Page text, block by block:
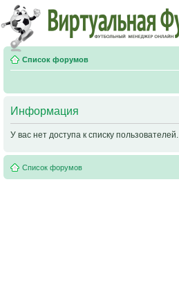
Список форумов
Информация
У вас нет доступа к списку пользователей.
Список форумов